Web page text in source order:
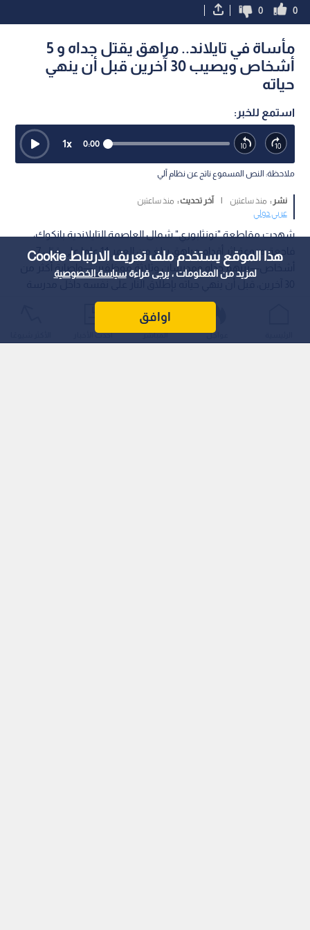
هذا الموقع يستخدم ملف تعريف الارتباط Cookie
لمزيد من المعلومات ، يرجى قراءةسياسة الخصوصية
اوافق
0
0
مأساة في تايلاند.. مراهق يقتل جداه و 5
أشخاص ويصيب 30 آخرين قبل أن ينهي
حياته
استمع للخبر:
0:00
1x
ملاحظة: النص المسموع ناتج عن نظام آلي
نشر : منذ ساعتين | آخر تحديث : منذ ساعتين
عربي دولي
شهدت مقاطعة "نونثابوري" شمال العاصمة التايلاندية بانكوك،
فاجعة مروعة إثر أقدام مراهق يبلغ من العمر 14 عاما على قتل 7
أشخاص—بينهم جداه ومدرسان وثلاثة موظفين—وإصابة أكثر من
عواجل المباشر أحدث الأخبار